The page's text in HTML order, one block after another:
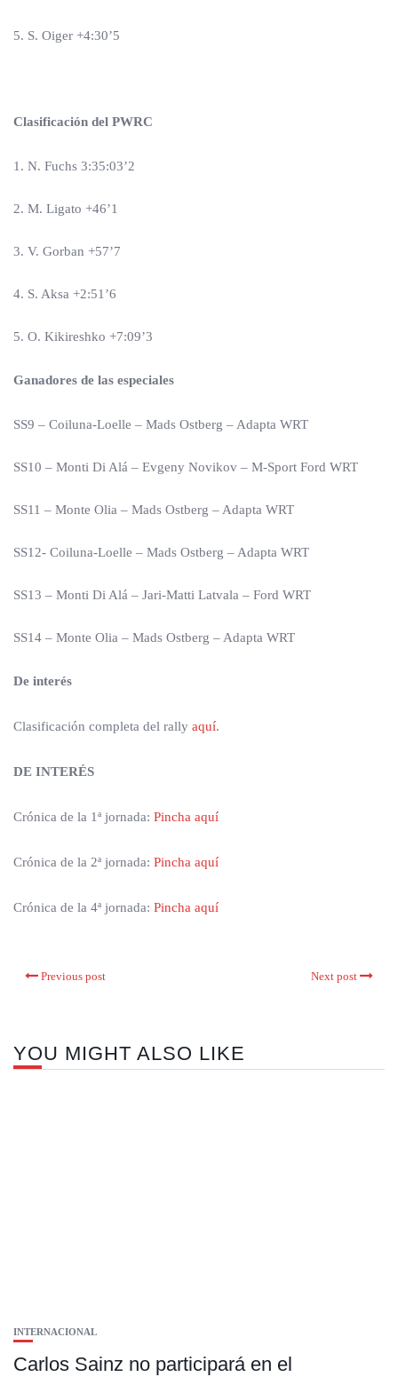
5. S. Oiger +4:30’5
Clasificación del PWRC
1. N. Fuchs 3:35:03’2
2. M. Ligato +46’1
3. V. Gorban +57’7
4. S. Aksa +2:51’6
5. O. Kikireshko +7:09’3
Ganadores de las especiales
SS9 – Coiluna-Loelle – Mads Ostberg – Adapta WRT
SS10 – Monti Di Alá – Evgeny Novikov – M-Sport Ford WRT
SS11 – Monte Olia – Mads Ostberg – Adapta WRT
SS12- Coiluna-Loelle – Mads Ostberg – Adapta WRT
SS13 – Monti Di Alá – Jari-Matti Latvala – Ford WRT
SS14 – Monte Olia – Mads Ostberg – Adapta WRT
De interés
Clasificación completa del rally aquí.
DE INTERÉS
Crónica de la 1ª jornada: Pincha aquí
Crónica de la 2ª jornada: Pincha aquí
Crónica de la 4ª jornada: Pincha aquí
Previous post Next post
YOU MIGHT ALSO LIKE
INTERNACIONAL
Carlos Sainz no participará en el